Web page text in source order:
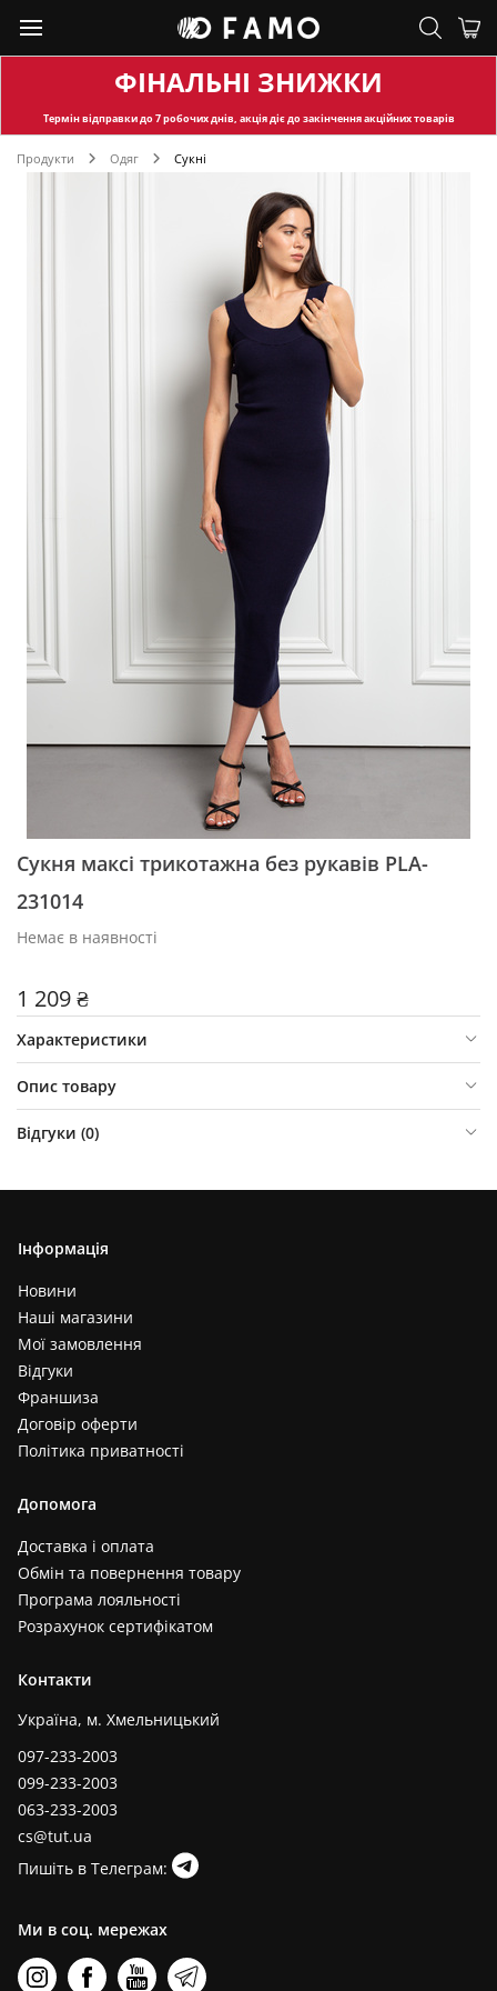
ФІНАЛЬНІ ЗНИЖКИ
Термін відправкидо 7 робочих днів, акція діє до закінчення акційних товарів
Продукти Одяг Сукні
Сукня максі трикотажна без рукавів PLA-
231014
Немає в наявності
1 209 ₴
Характеристики
Опис товару
Відгуки (0)
Інформація
Новини
Наші магазини
Мої замовлення
Відгуки
Франшиза
Договір оферти
Політика приватності
Допомога
Доставка і оплата
Обмін та повернення товару
Програма лояльності
Розрахунок сертифікатом
Контакти
Україна, м. Хмельницький
097-233-2003
099-233-2003
063-233-2003
cs@tut.ua
Пишіть в Телеграм:
Ми в соц. мережах